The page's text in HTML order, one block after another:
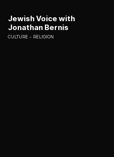
Jewish Voice with
Jonathan Bernis
CULTURE RELIGION